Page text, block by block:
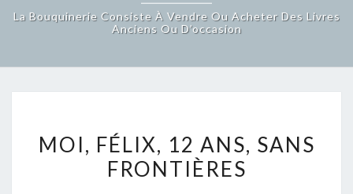
La Bouquinerie Consiste À Vendre Ou Acheter Des Livres
Anciens Ou D’occasion
FÉLIX,
MOI, FÉLIX, 12 ANS, SANS
FRONTIÈRES